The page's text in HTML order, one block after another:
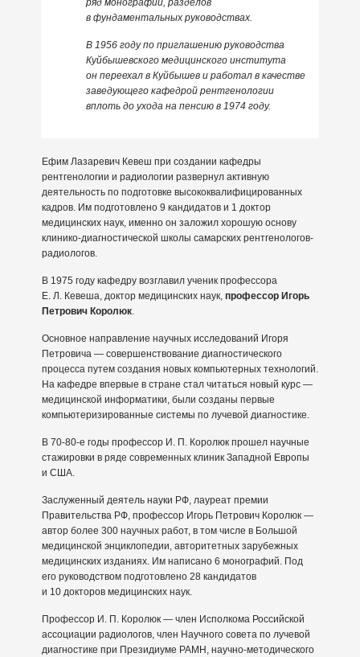
ряд монографий, разделов
в фундаментальных руководствах.
В 1956 году по приглашению руководства
Куйбышевского медицинского института
он переехал в Куйбышев и работал в качестве
заведующего кафедрой рентгенологии
вплоть до ухода на пенсию в 1974 году.
Ефим Лазаревич Кевеш при создании кафедры
рентгенологии и радиологии развернул активную
деятельность по подготовке высококвалифицированных
кадров. Им подготовлено 9 кандидатов и 1 доктор
медицинских наук, именно он заложил хорошую основу
клинико-диагностической школы самарских рентгенологов-
радиологов.
В 1975 году кафедру возглавил ученик профессора
Е. Л. Кевеша, доктор медицинских наук, профессор Игорь
Петрович Королюк.
Основное направление научных исследований Игоря
Петровича — совершенствование диагностического
процесса путем создания новых компьютерных технологий.
На кафедре впервые в стране стал читаться новый курс —
медицинской информатики, были созданы первые
компьютеризированные системы по лучевой диагностике.
В 70-80-е годы профессор И. П. Королюк прошел научные
стажировки в ряде современных клиник Западной Европы
и США.
Заслуженный деятель науки РФ, лауреат премии
Правительства РФ, профессор Игорь Петрович Королюк —
автор более 300 научных работ, в том числе в Большой
медицинской энциклопедии, авторитетных зарубежных
медицинских изданиях. Им написано 6 монографий. Под
его руководством подготовлено 28 кандидатов
и 10 докторов медицинских наук.
Профессор И. П. Королюк — член Исполкома Российской
ассоциации радиологов, член Научного совета по лучевой
диагностике при Президиуме РАМН, научно-методического